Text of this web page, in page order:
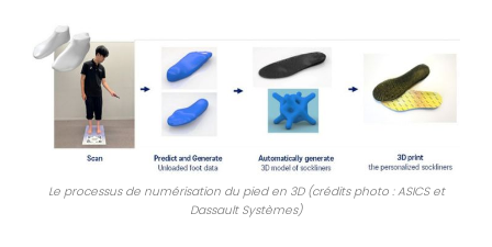
Le processus de numérisation du pied en 3D (crédits photo : ASICS et
Dassault Systèmes)